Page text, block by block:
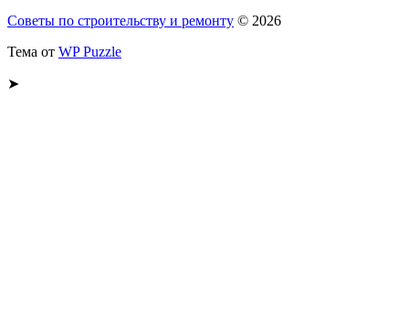
Советы по строительству и ремонту © 2026
Тема от WP Puzzle
➤